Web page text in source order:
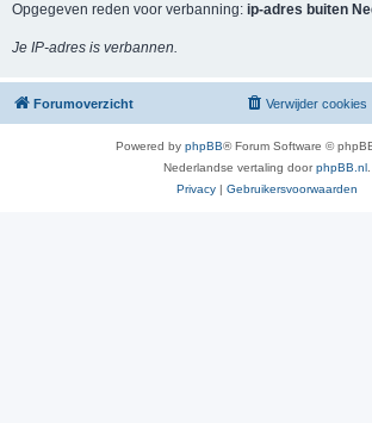
Opgegeven reden voor verbanning: ip-adres buiten
Je IP-adres is verbannen.
Forumoverzicht Verwijder cookies
Powered by phpBB® Forum Software ©
Nederlandse vertaling doorphpBB.nl
Privacy | Gebruikersvoorwaarden